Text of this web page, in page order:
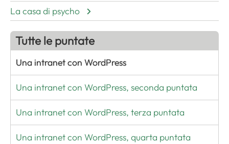
La casa di psycho
Tutte le puntate
Una intranet con WordPress
Una intranet con WordPress, seconda puntata
Una intranet con WordPress, terza puntata
Una intranet con WordPress, quarta puntata